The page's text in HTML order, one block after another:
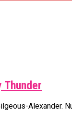
Point Guard På
Alexander.